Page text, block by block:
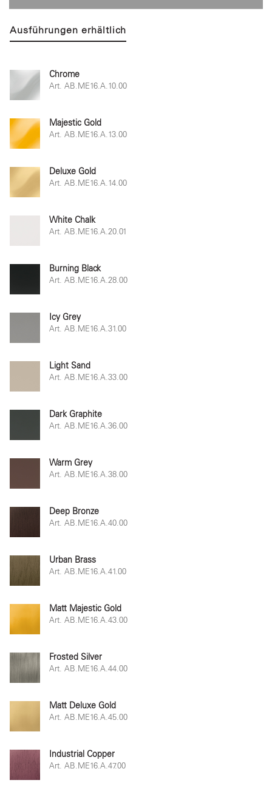
Ausführungen erhältlich
Chrome
Art. AB.ME16.A.10.00
Majestic Gold
Art. AB.ME16.A.13.00
Deluxe Gold
Art. AB.ME16.A.14.00
White Chalk
Art. AB.ME16.A.20.01
Burning Black
Art. AB.ME16.A.28.00
Icy Grey
Art. AB.ME16.A.31.00
Light Sand
Art. AB.ME16.A.33.00
Dark Graphite
Art. AB.ME16.A.36.00
Warm Grey
Art. AB.ME16.A.38.00
Deep Bronze
Art. AB.ME16.A.40.00
Urban Brass
Art. AB.ME16.A.41.00
Matt Majestic Gold
Art. AB.ME16.A.43.00
Frosted Silver
Art. AB.ME16.A.44.00
Matt Deluxe Gold
Art. AB.ME16.A.45.00
Industrial Copper
Art. AB.ME16.A.47.00